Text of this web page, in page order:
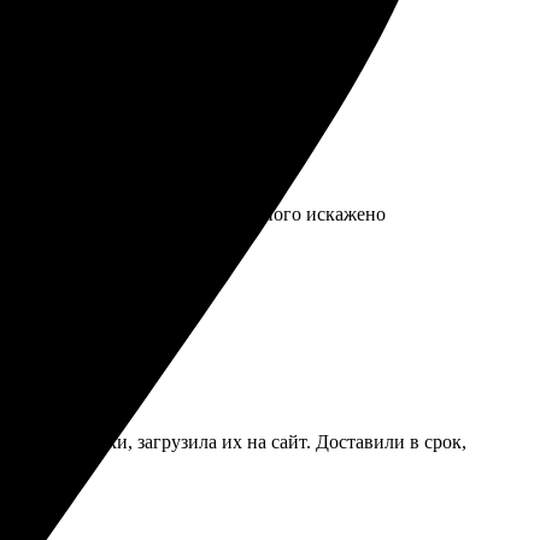
хранении. Фото внутри немного искажено
снимки, загрузила их на сайт. Доставили в срок,